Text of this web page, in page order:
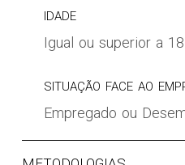
IDADE
Igual ou superior a 18
SITUAÇÃO FACE AO
Empregado ou